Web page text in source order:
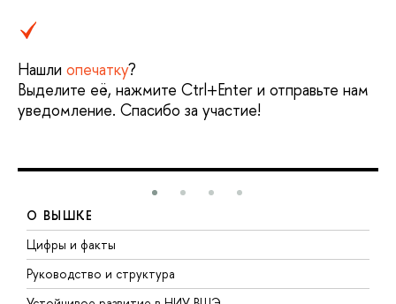
Нашли опечатку?
Выделите её, нажмите Ctrl+Enter и отправьте нам
уведомление. Спасибо за участие!
О ВЫШКЕ
Цифры и факты
Руководство и структура